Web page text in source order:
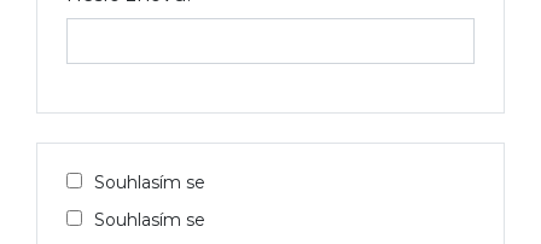
Souhlasím se
Souhlasím se